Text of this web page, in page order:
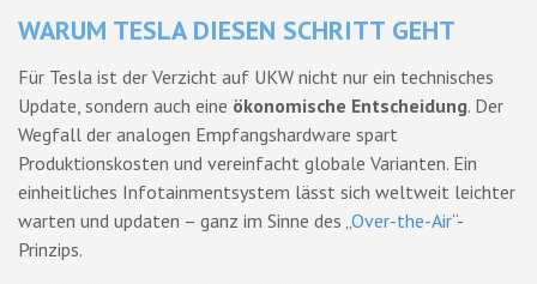
WARUM TESLA DIESEN SCHRITT GEHT
Für Tesla ist der Verzicht auf UKW nicht nur ein technisches
Update, sondern auch eine ökonomische Entscheidung. Der
Wegfall der analogen Empfangshardware spart
Produktionskosten und vereinfacht globale Varianten. Ein
einheitliches Infotainmentsystem lässt sich weltweit leichter
warten und updaten – ganz im Sinne des „Over-the-Air“-
Prinzips.